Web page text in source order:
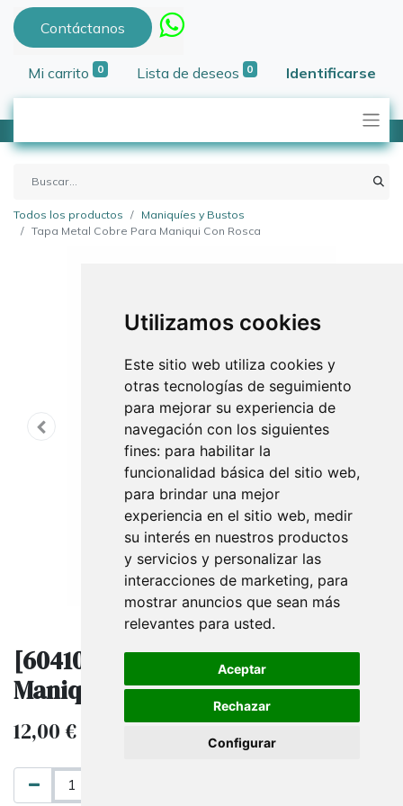
Utilizamos cookies
Este sitio web utiliza cookies y
otras tecnologías de seguimiento
para mejorar su experiencia de
navegación con los siguientes
fines: para habilitar la
funcionalidad básica del sitio web,
para brindar una mejor
experiencia en el sitio web, medir
su interés en nuestros productos
y servicios y personalizar las
interacciones de marketing, para
mostrar anuncios que sean más
relevantes para usted.
Aceptar
Rechazar
Configurar
Contáctanos
Mi carrito 0 Lista de deseos 0 Identificarse
Todos los productos
Maniquíes y Bustos
Tapa Metal Cobre Para Maniqui Con Rosca
[6041027] Tapa Metal Cobre Para
Maniqui Con Rosca
12,00€